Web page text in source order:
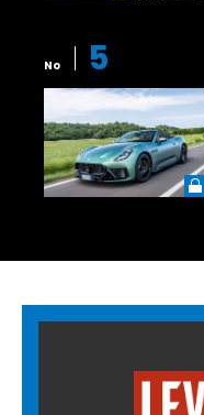
No 5